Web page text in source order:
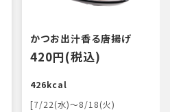
かつお出汁香る唐揚げ
420円(税込)
426kcal
[7/22(水)～8/18(火)